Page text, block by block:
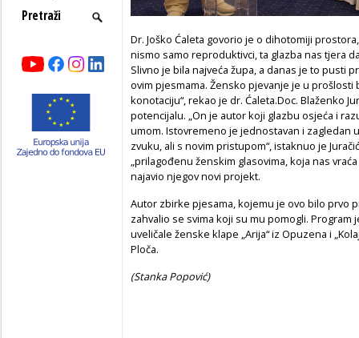
Dr. Joško Ćaleta govorio je o dihotomiji
nismo samo reproduktivci, ta glazba nas tjera
Slivno je bila najveća župa, a danas je to pusti
ovim pjesmama. Žensko pjevanje je u
konotaciju“, rekao je dr. Ćaleta.Doc. Blaženko
potencijalu. „On je autor koji glazbu osjeća i
umom. Istovremeno je jednostavan i
zvuku, ali s novim pristupom“, istaknuo je
„prilagođenu ženskim glasovima, koja nas
najavio njegov novi projekt.
Autor zbirke pjesama, kojemu je ovo bilo prvo
zahvalio se svima koji su mu pomogli. Program
uveličale ženske klape „Arija“ iz Opuzena i
Ploča.
(Stanka Popović)